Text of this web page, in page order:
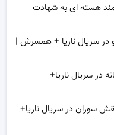
هسته ای به شهادت
در سریال ناریا + همسرش |
در سریال ناریا+
سوران در سریال ناریا+